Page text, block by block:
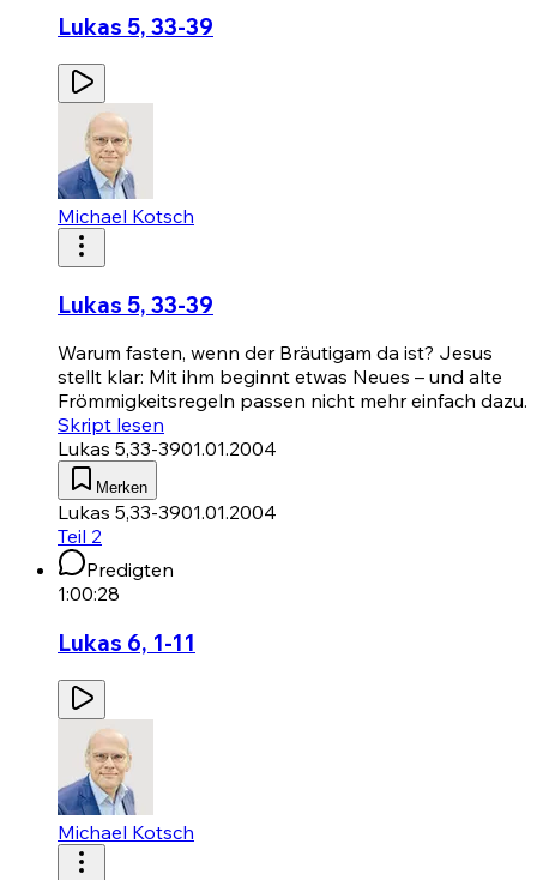
Lukas 5, 33-39
Michael Kotsch
Lukas 5, 33-39
Warum fasten, wenn der Bräutigam da ist? Jesus
stellt klar: Mit ihm beginnt etwas Neues – und alte
Frömmigkeitsregeln passen nicht mehr einfach dazu.
Skript lesen
Lukas 5,33-3901.01.2004
Merken
Lukas 5,33-3901.01.2004
Teil 2
Predigten
1:00:28
Lukas 6, 1-11
Michael Kotsch